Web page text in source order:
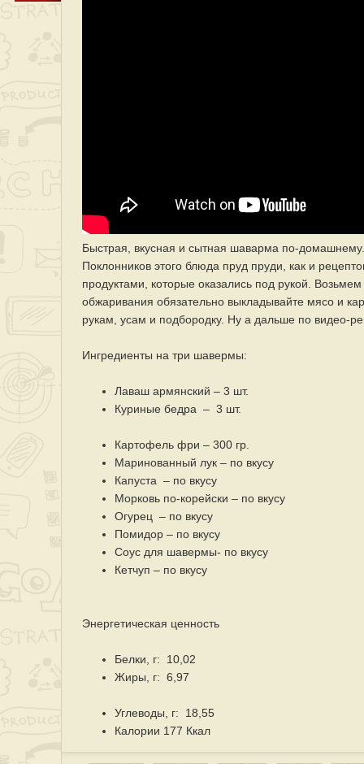
Быстрая, вкусная и сытная шаварма по-
Поклонников этого блюда пруд пруди, как и
продуктами, которые оказались под рукой.
обжаривания обязательно выкладывайте мясо и
рукам, усам и подбородку. Ну а дальше по видео-
Ингредиенты на три шавермы:
Лаваш армянский – 3 шт.
Куриные бедра – 3 шт.
Картофель фри – 300 гр.
Маринованный лук – по вкусу
Капуста – по вкусу
Морковь по-корейски – по вкусу
Огурец – по вкусу
Помидор – по вкусу
Соус для шавермы- по вкусу
Кетчуп – по вкусу
Энергетическая ценность
Белки, г: 10,02
Жиры, г: 6,97
Углеводы, г: 18,55
Калории 177 Ккал